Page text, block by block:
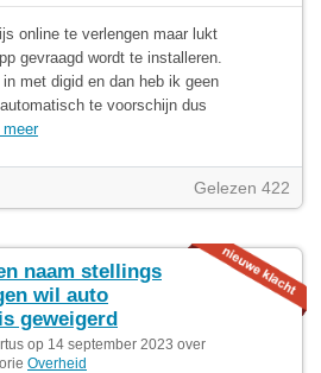
online te verlengen maar lukt
gevraagd wordt te installeren.
met digid en dan heb ik geen
te voorschijn dus
meer
Gelezen 422
naam stellings
wil auto
geweigerd
op 14 september 2023 over
Overheid